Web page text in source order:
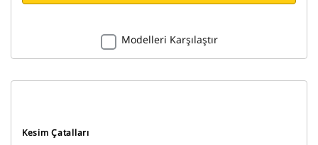
Modelleri Karşılaştır
Kesim Çatalları